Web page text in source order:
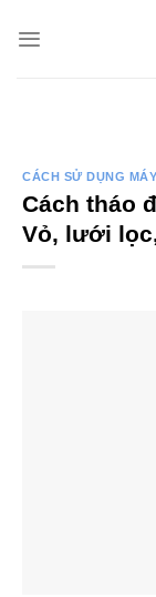
CÁCH SỬ DỤNG
Cách tháo
Vỏ, lưới